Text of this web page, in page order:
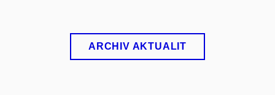
ARCHIV AKTUALIT